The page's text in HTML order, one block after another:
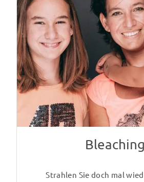
Bleaching
Strahlen Sie doch mal